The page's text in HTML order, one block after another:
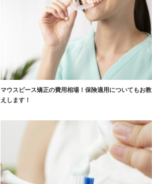
マウスピース矯正の費用相場！保険適用についてもお教
えします！